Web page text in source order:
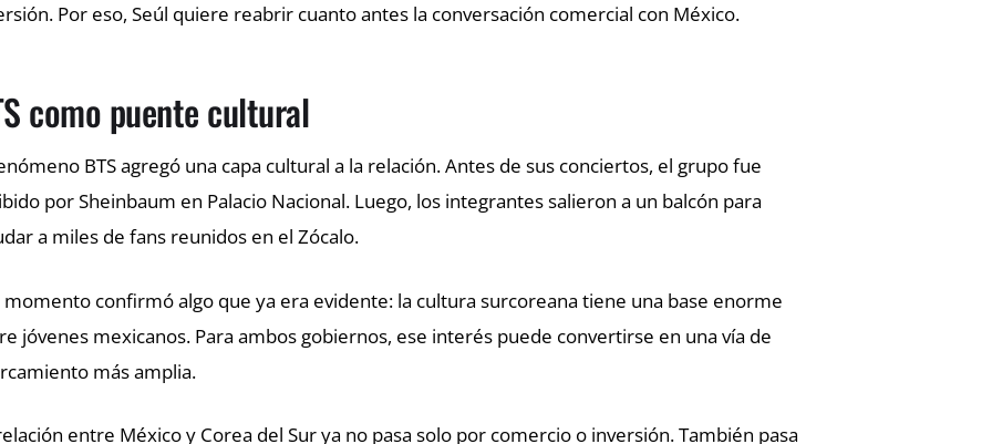
Por eso, Seúl quiere reabrir cuanto antes la conversación comercial con México.
como puente cultural
BTS agregó una capa cultural a la relación. Antes de sus conciertos, el grupo fue
por Sheinbaum en Palacio Nacional. Luego, los integrantes salieron a un balcón para
a miles de fans reunidos en el Zócalo.
momento confirmó algo que ya era evidente: la cultura surcoreana tiene una base enorme
jóvenes mexicanos. Para ambos gobiernos, ese interés puede convertirse en una vía de
más amplia.
entre México y Corea del Sur ya no pasa solo por comercio o inversión. También pasa